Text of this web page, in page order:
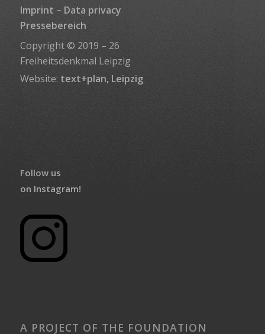
Imprint – Data privacy
Pressebereich
Copyright © 2019 – 26
Freiheitsdenkmal Leipzig
Website: text+plan, Leipzig
Follow us
on Instagram!
A PROJECT OF THE FOUNDATION